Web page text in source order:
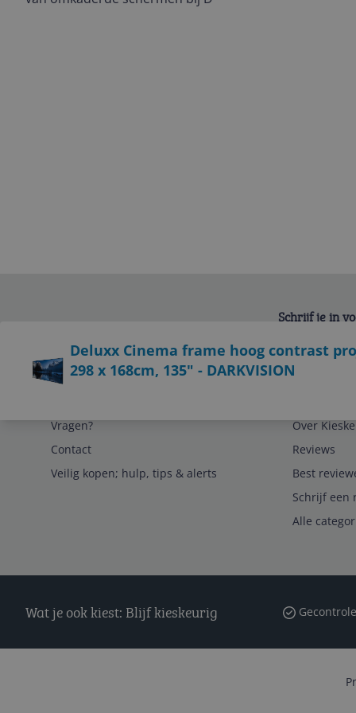
Deluxx Cinema frame hoog contrast
298 x 168cm, 135" - DARKVISION
Schrijf je in
Vragen?
Contact
Veilig kopen; hulp, tips & alerts
Over
Reviews
Best
Schrijf een
Alle
Wat je ook kiest: Blijf kieskeurig